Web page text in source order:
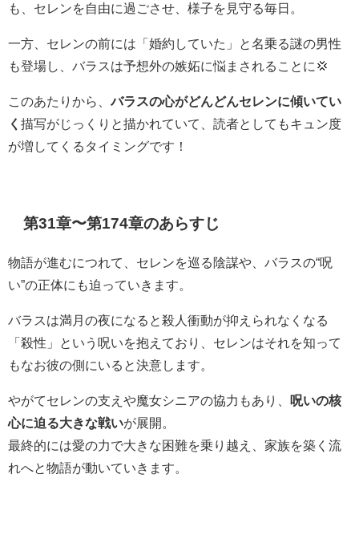
も、セレンを自由に過ごさせ、様子を見守る毎日。
一方、セレンの前には「婚約していた」と名乗る謎の男性
も登場し、バラスは予想外の嫉妬に悩まされることに💢
このあたりから、 バラスの心がどんどんセレンに傾いてい
く 描写がじっくりと描かれていて、読者としてもキュン度
が増してくるタイミングです！
第31章〜第174章のあらすじ
物語が進むにつれて、セレンを巡る陰謀や、バラスの“呪
い”の正体にも迫っていきます。
バラスは満月の夜になると殺人衝動が抑えられなくなる
「殺性」という呪いを抱えており、セレンはそれを知って
もなお彼の側にいると決意します。
やがてセレンの支えや魔女シニアの協力もあり、
呪いの核
心に迫る大きな戦いが展開。
最終的には愛の力で大きな困難を乗り越え、家族を築く流
れへと物語が動いていきます。